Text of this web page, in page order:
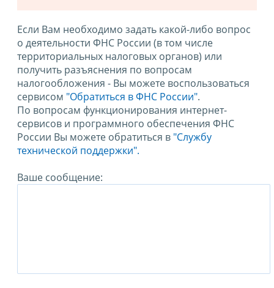
Если Вам необходимо задать какой-либо вопрос
о деятельности ФНС России (в том числе
территориальных налоговых органов) или
получить разъяснения по вопросам
налогообложения - Вы можете воспользоваться
сервисом "Обратиться в ФНС России".
По вопросам функционирования интернет-
сервисов и программного обеспечения ФНС
России Вы можете обратиться в "Службу
технической поддержки".
Ваше сообщение: